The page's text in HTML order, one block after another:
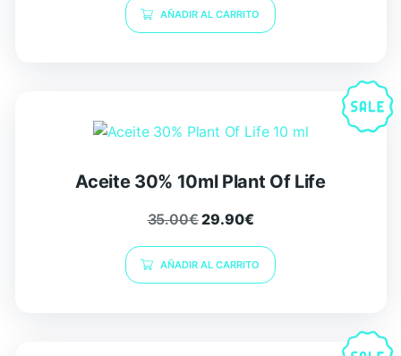
AÑADIR AL CARRITO
Aceite 30% 10ml Plant Of Life
35.00€29.90€
AÑADIR AL CARRITO